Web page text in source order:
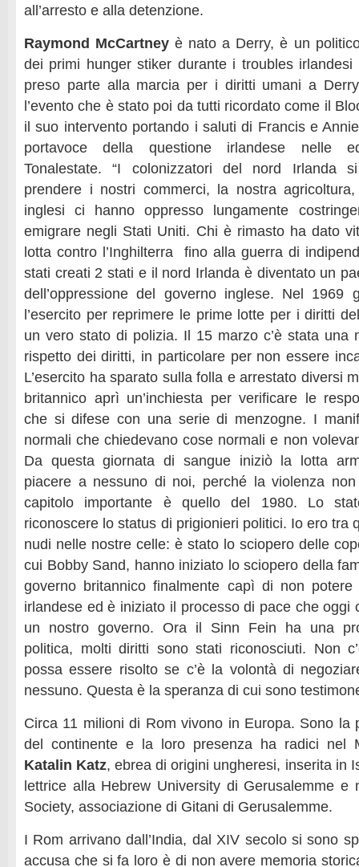
all’arresto e alla detenzione.
Raymond McCartney è nato a Derry, è un
dei primi hunger stiker durante i troubles irlandesi
preso parte alla marcia per i diritti umani a
l’evento che è stato poi da tutti ricordato come il
il suo intervento portando i saluti di Francis e
portavoce della questione irlandese nelle
Tonalestate. “I colonizzatori del nord Irlanda
prendere i nostri commerci, la nostra
inglesi ci hanno oppresso lungamente
emigrare negli Stati Uniti. Chi è rimasto ha dato
lotta contro l’Inghilterra fino alla guerra di
stati creati 2 stati e il nord Irlanda è diventato un
dell’oppressione del governo inglese. Nel 1969
l’esercito per reprimere le prime lotte per i diritti
un vero stato di polizia. Il 15 marzo c’è stata una
rispetto dei diritti, in particolare per non essere
L’esercito ha sparato sulla folla e arrestato diversi
britannico aprì un’inchiesta per verificare le
che si difese con una serie di menzogne. I
normali che chiedevano cose normali e non
Da questa giornata di sangue iniziò la lotta
piacere a nessuno di noi, perché la violenza
capitolo importante è quello del 1980. Lo
riconoscere lo status di prigionieri politici. Io ero tra
nudi nelle nostre celle: è stato lo sciopero delle
cui Bobby Sand, hanno iniziato lo sciopero della
governo britannico finalmente capì di non
irlandese ed è iniziato il processo di pace che oggi
un nostro governo. Ora il Sinn Fein ha una
politica, molti diritti sono stati riconosciuti. Non
possa essere risolto se c’è la volontà di
nessuno. Questa è la speranza di cui sono
Circa 11 milioni di Rom vivono in Europa. Sono la
del continente e la loro presenza ha radici nel
Katalin Katz, ebrea di origini ungheresi, inserita in
lettrice alla Hebrew University di Gerusalemme e
Society, associazione di Gitani di Gerusalemme.
I Rom arrivano dall’India, dal XIV secolo si sono
accusa che si fa loro è di non avere memoria